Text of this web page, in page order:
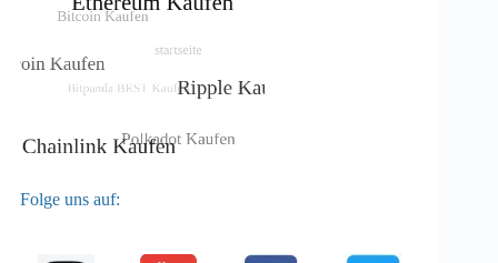
Folge uns auf: